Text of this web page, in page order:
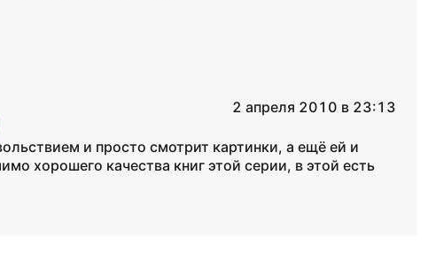
2 апреля 2010 в 23:13
и просто смотрит картинки, а ещё ей и
хорошего качества книг этой серии, в этой есть